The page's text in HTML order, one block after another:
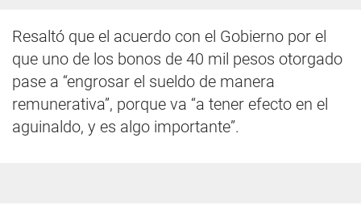
Resaltó que el acuerdo con el Gobierno por el
que uno de los bonos de 40 mil pesos otorgado
pase a “engrosar el sueldo de manera
remunerativa”, porque va “a tener efecto en el
aguinaldo, y es algo importante”.